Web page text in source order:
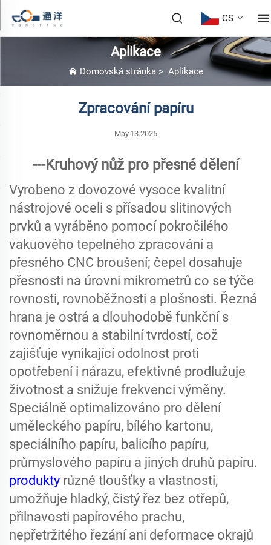
CS
Aplikace
Domovská stránka > Aplikace
Zpracování papíru
May.13.2025
---Kruhový nůž pro přesné dělení
Vyrobeno z dovozové vysoce kvalitní
nástrojové oceli s přísadou slitinových
prvků a vyráběno pomocí pokročilého
vakuového tepelného zpracování a
přesného CNC broušení; čepel dosahuje
přesnosti na úrovni mikrometrů co se týče
rovnosti, rovnoběžnosti a plošnosti. Řezná
hrana je ostrá a dlouhodobě funkční s
rovnoměrnou a stabilní tvrdostí, což
zajišťuje vynikající odolnost proti
opotřebení i nárazu, efektivně prodlužuje
životnost a snižuje frekvenci výměny.
Speciálně optimalizováno pro dělení
uměleckého papíru, bílého kartonu,
speciálního papíru, balicího papíru,
průmyslového papíru a jiných druhů papíru.
produkty různé tloušťky a vlastnosti,
umožňuje hladký, čistý řez bez otřepů,
přilnavosti papírového prachu,
nepřetržitého řezání ani deformace okrajů